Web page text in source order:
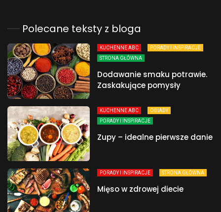
Polecane teksty z bloga
KUCHENNE ABC
PORADY I INSPIRACJE
STRONA GŁÓWNA
Dodawanie smaku potrawie.
Zaskakujące pomysły
KUCHENNE ABC
OBIADY
PORADY I INSPIRACJE
Zupy – idealne pierwsze danie
PORADY I INSPIRACJE STRONA GŁÓWNA
Mięso w zdrowej diecie